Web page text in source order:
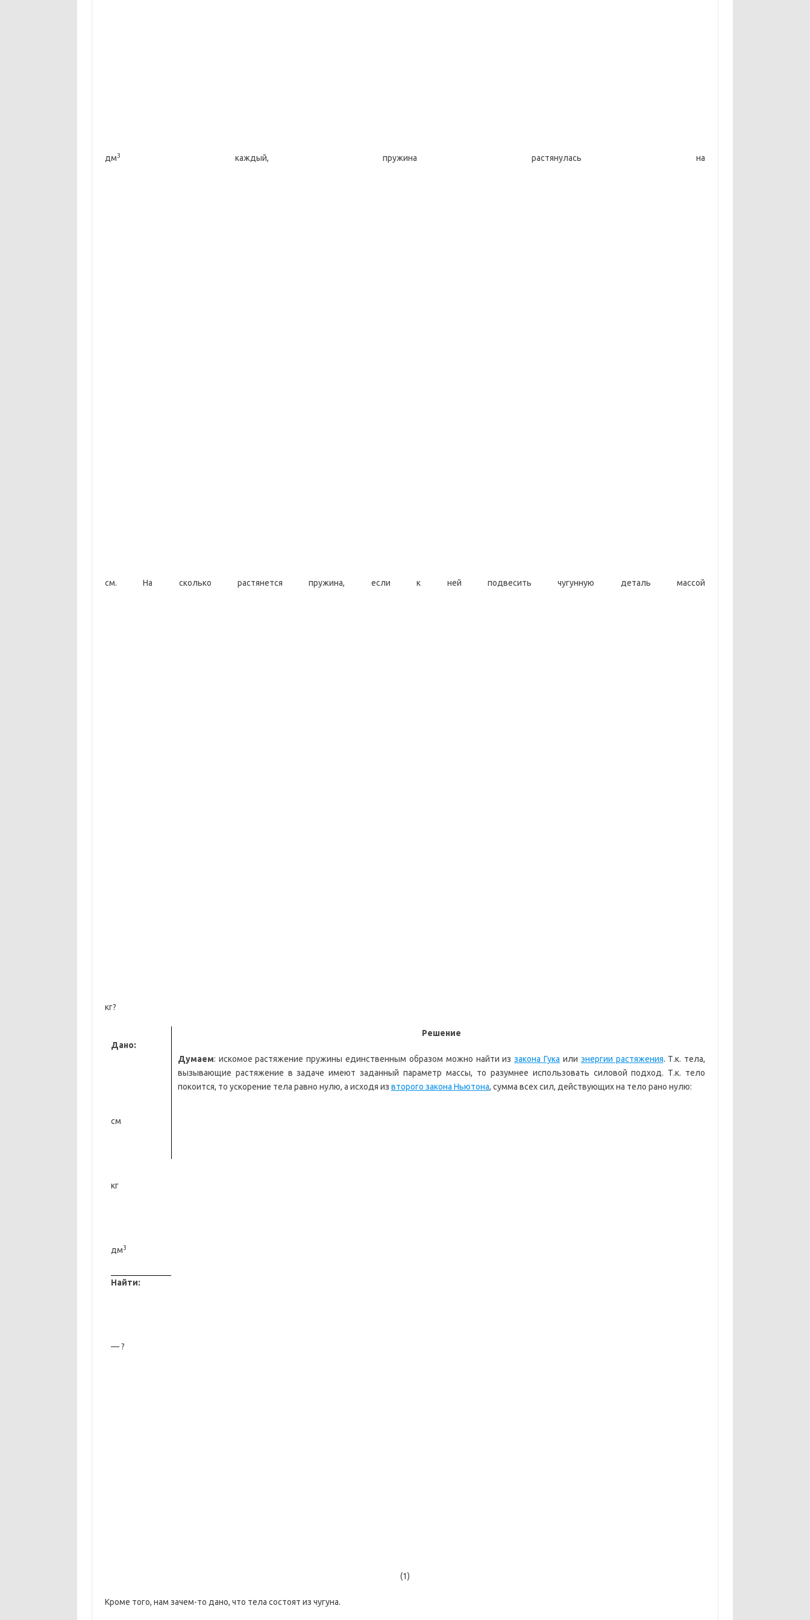
дм3 каждый, пружина растянулась на
см. На сколько растянется пружина, если к ней подвесить чугунную деталь массой
кг?
Дано:
см
кг
дм3
Найти:
— ?
Решение
Думаем: искомое растяжение пружины единственным образом можно найти иззакона Гука или энергии растяжения. Т.к. тела,
вызывающие растяжение в задаче имеют заданный параметр массы, то разумнее использовать силовой подход. Т.к. тело
покоится, то ускорение тела равно нулю, а исходя из второго закона Ньютона, сумма всех сил, действующих на тело рано нулю:
(1)
Кроме того, нам зачем-то дано, что тела состоят из чугуна.